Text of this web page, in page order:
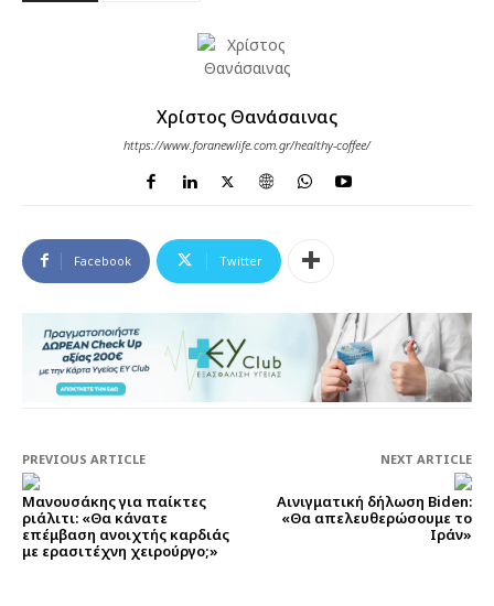
Χρίστος Θανάσαινας
https://www.foranewlife.com.gr/healthy-coffee/
Facebook Twitter
PREVIOUS ARTICLE
Μανουσάκης για παίκτες
ριάλιτι: «Θα κάνατε
επέμβαση ανοιχτής καρδιάς
με ερασιτέχνη χειρούργο;»
NEXT ARTICLE
Αινιγματική δήλωση Biden:
«Θα απελευθερώσουμε το
Ιράν»